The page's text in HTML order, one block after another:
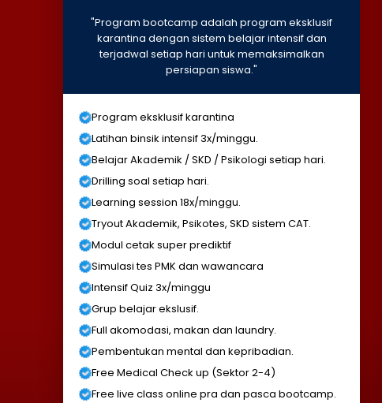
"Program bootcamp adalah program eksklusif
karantina dengan sistem belajar intensif dan
terjadwal setiap hari untuk memaksimalkan
persiapan siswa."
Program eksklusif karantina
Latihan binsik intensif 3x/minggu.
Belajar Akademik / SKD / Psikologi setiap hari.
Drilling soal setiap hari.
Learning session 18x/minggu.
Tryout Akademik, Psikotes, SKD sistem CAT.
Modul cetak super prediktif
Simulasi tes PMK dan wawancara
Intensif Quiz 3x/minggu
Grup belajar ekslusif.
Full akomodasi, makan dan laundry.
Pembentukan mental dan kepribadian.
Free Medical Check up (Sektor 2-4)
Free live class online pra dan pasca bootcamp.